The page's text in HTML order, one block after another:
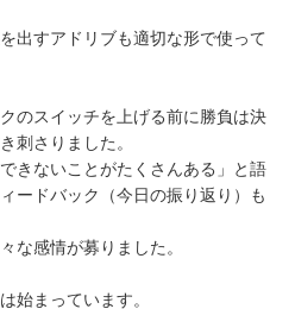
出すアドリブも適切な形で使って
のスイッチを上げる前に勝負は決
刺さりました。
きないことがたくさんある」と語
ードバック（今日の振り返り）も
な感情が募りました。
始まっています。